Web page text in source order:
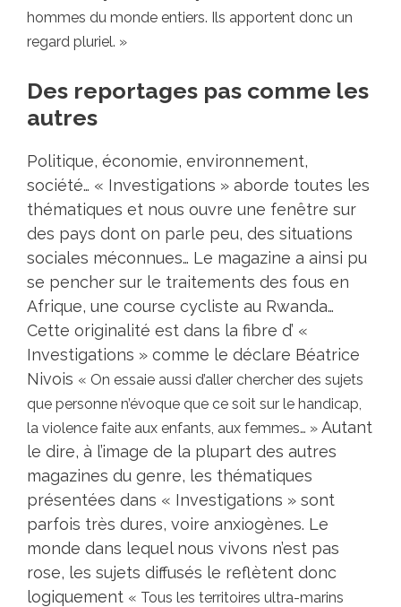
hommes du monde entiers. Ils apportent donc un
regard pluriel. »
Des reportages pas comme les
autres
Politique, économie, environnement,
société… « Investigations » aborde toutes les
thématiques et nous ouvre une fenêtre sur
des pays dont on parle peu, des situations
sociales méconnues… Le magazine a ainsi pu
se pencher sur le traitements des fous en
Afrique, une course cycliste au Rwanda…
Cette originalité est dans la fibre d’ «
Investigations » comme le déclare Béatrice
Nivois « On essaie aussi d’aller chercher des sujets
que personne n’évoque que ce soit sur le handicap,
la violence faite aux enfants, aux femmes… » Autant
le dire, à l’image de la plupart des autres
magazines du genre, les thématiques
présentées dans « Investigations » sont
parfois très dures, voire anxiogènes. Le
monde dans lequel nous vivons n’est pas
rose, les sujets diffusés le reflètent donc
logiquement « Tous les territoires ultra-marins